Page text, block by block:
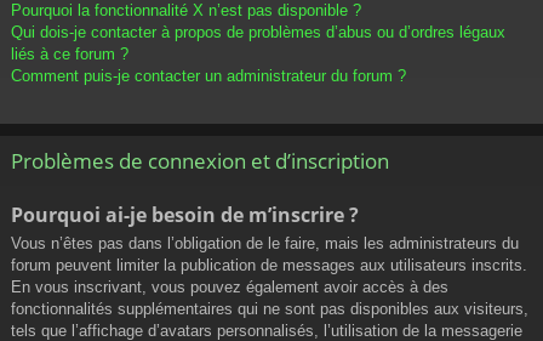
Pourquoi la fonctionnalité X n’est pas disponible ?
Qui dois-je contacter à propos de problèmes d’abus ou d’ordres légaux
liés à ce forum ?
Comment puis-je contacter un administrateur du forum ?
Problèmes de connexion et d’inscription
Pourquoi ai-je besoin de m’inscrire ?
Vous n’êtes pas dans l’obligation de le faire, mais les administrateurs du
forum peuvent limiter la publication de messages aux utilisateurs inscrits.
En vous inscrivant, vous pouvez également avoir accès à des
fonctionnalités supplémentaires qui ne sont pas disponibles aux visiteurs,
tels que l’affichage d’avatars personnalisés, l’utilisation de la messagerie